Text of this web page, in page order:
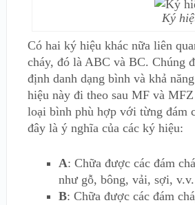
Ký
Có hai ký hiệu khác nữa liên
cháy, đó là ABC và BC. Chúng
định danh dạng bình và khả
hiệu này đi theo sau MF và
loại bình phù hợp với từng đám
đây là ý nghĩa của các ký hiệu:
A: Chữa được các đám
như gỗ, bông, vải, sợi, v.v.
B: Chữa được các đám